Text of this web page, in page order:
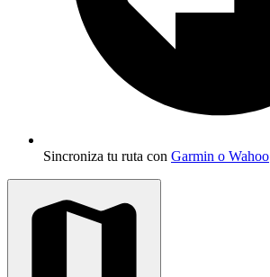
Sincroniza tu ruta con Garmin o Wahoo